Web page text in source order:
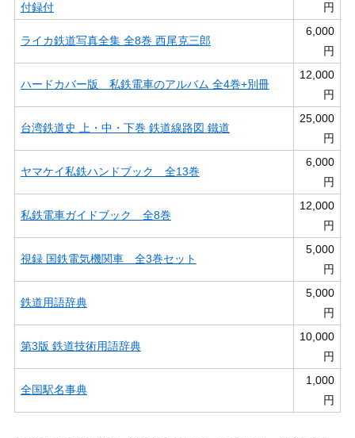
付録付
円
ライカ鉄道写真全集 全8巻 西尾克三郎
6,000
円
ハードカバー版 私鉄電車のアルバム 全4巻+別冊
12,000
円
台湾鉄道史 上・中・下巻 鉄道線路図 鐵道
25,000
円
ヤマケイ私鉄ハンドブック 全13巻
6,000
円
私鉄電車ガイドブック 全8巻
12,000
円
視録 国鉄電気機関車 全3巻セット
5,000
円
鉄道用語辞典
5,000
円
第3版 鉄道技術用語辞典
10,000
円
全国駅名事典
1,000
円